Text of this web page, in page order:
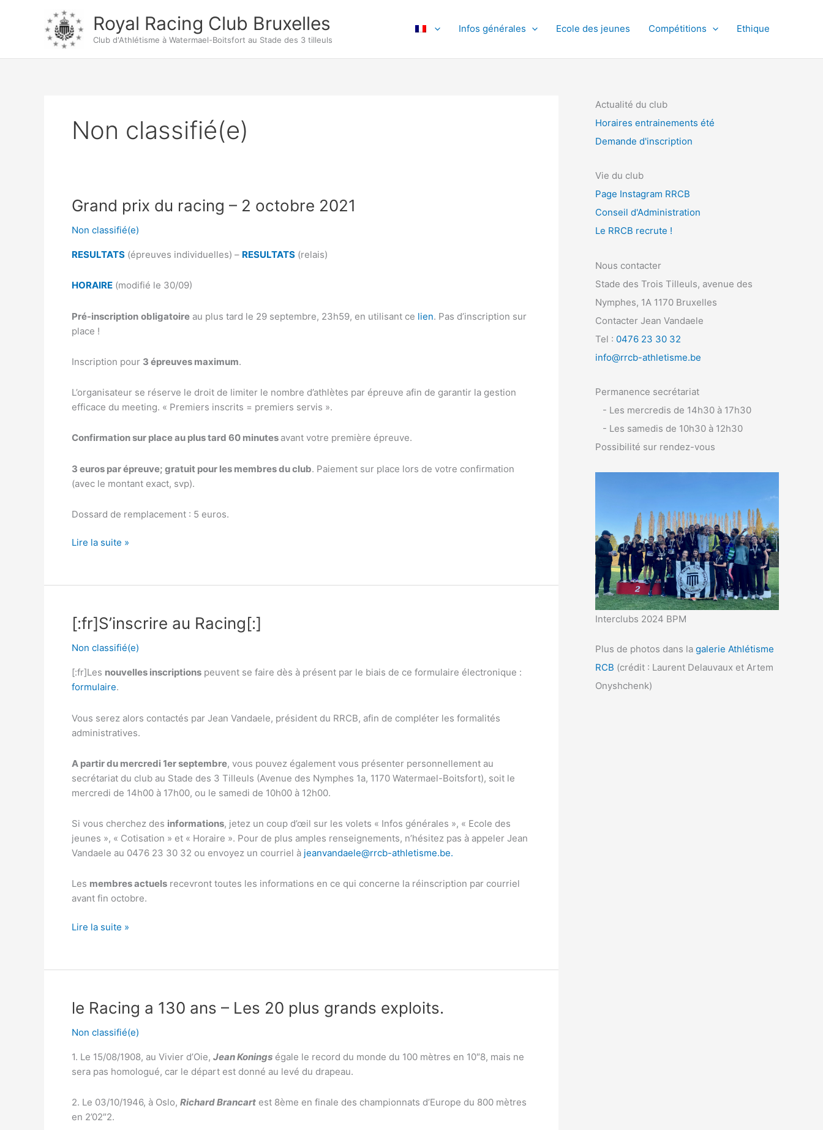
Royal Racing Club Bruxelles
Club d'Athlétisme à Watermael-Boitsfort au Stade des 3 tilleuls
Infos générales Ecole des jeunes Compétitions Ethique
Non classifié(e)
Grand prix du racing – 2 octobre 2021
Non classifié(e)
RESULTATS (épreuves individuelles) – RESULTATS (relais)
HORAIRE (modifié le 30/09)
Pré-inscription obligatoire au plus tard le 29 septembre, 23h59, en utilisant ce lien. Pas d’inscription sur
place !
Inscription pour 3 épreuves maximum.
L’organisateur se réserve le droit de limiter le nombre d’athlètes par épreuve afin de garantir la gestion
efficace du meeting. « Premiers inscrits = premiers servis ».
Confirmation sur place au plus tard 60 minutes avant votre première épreuve.
3 euros par épreuve; gratuit pour les membres du club. Paiement sur place lors de votre confirmation
(avec le montant exact, svp).
Dossard de remplacement : 5 euros.
Grand
racing
2
octobre
2021
Lire la suite »
[:fr]S’inscrire au Racing[:]
Non classifié(e)
[:fr]Les nouvelles inscriptions peuvent se faire dès à présent par le biais de ce formulaire électronique :
formulaire.
Vous serez alors contactés par Jean Vandaele, président du RRCB, afin de compléter les formalités
administratives.
A partir du mercredi 1er septembre, vous pouvez également vous présenter personnellement au
secrétariat du club au Stade des 3 Tilleuls (Avenue des Nymphes 1a, 1170 Watermael-Boitsfort), soit le
mercredi de 14h00 à 17h00, ou le samedi de 10h00 à 12h00.
Si vous cherchez des informations, jetez un coup d’œil sur les volets « Infos générales », « Ecole des
jeunes », « Cotisation » et « Horaire ». Pour de plus amples renseignements, n’hésitez pas à appeler Jean
Vandaele au 0476 23 30 32 ou envoyez un courriel à jeanvandaele@rrcb-athletisme.be.
Les membres actuels recevront toutes les informations en ce qui concerne la réinscription par courriel
avant fin octobre.
[:fr]S’inscrire
Lire la suite »
le Racing a 130 ans – Les 20 plus grands exploits.
Non classifié(e)
1. Le 15/08/1908, au Vivier d’Oie, Jean Konings égale le record du monde du 100 mètres en 10″8, mais ne
sera pas homologué, car le départ est donné au levé du drapeau.
2. Le 03/10/1946, à Oslo, Richard Brancart est 8ème en finale des championnats d’Europe du 800 mètres
en 2’02″2.
Actualité du club
Horaires entrainements été
Demande d'inscription
Vie du club
Page Instagram RRCB
Conseil d'Administration
Le RRCB recrute !
Nous contacter
Stade des Trois Tilleuls, avenue des
Nymphes, 1A 1170 Bruxelles
Contacter Jean Vandaele
Tel : 0476 23 30 32
info@rrcb-athletisme.be
Permanence secrétariat
- Les mercredis de 14h30 à 17h30
- Les samedis de 10h30 à 12h30
Possibilité sur rendez-vous
Interclubs 2024 BPM
Plus de photos dans la galerie Athlétisme
RCB (crédit : Laurent Delauvaux et Artem
Onyshchenk)